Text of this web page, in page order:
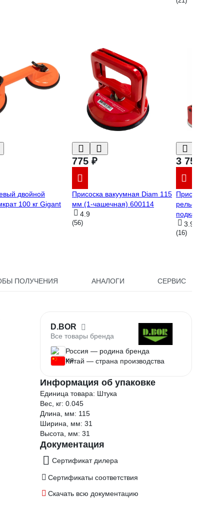
двойной
100 кг Gigant
775 ₽
Присоска вакуумная Diam 115
мм (1-чашечная) 600114
4.9
(56)
3 755
3.9
(16)
ПОЛУЧЕНИЯ АНАЛОГИ СЕРВИС
D.BOR
Все товары бренда
Россия — родина бренда
Китай — страна производства
Информация об упаковке
Единица товара: Штука
Вес, кг: 0.045
Длина, мм: 115
Ширина, мм: 31
Высота, мм: 31
Документация
Сертификат дилера
Сертификаты соответствия
Скачать всю документацию